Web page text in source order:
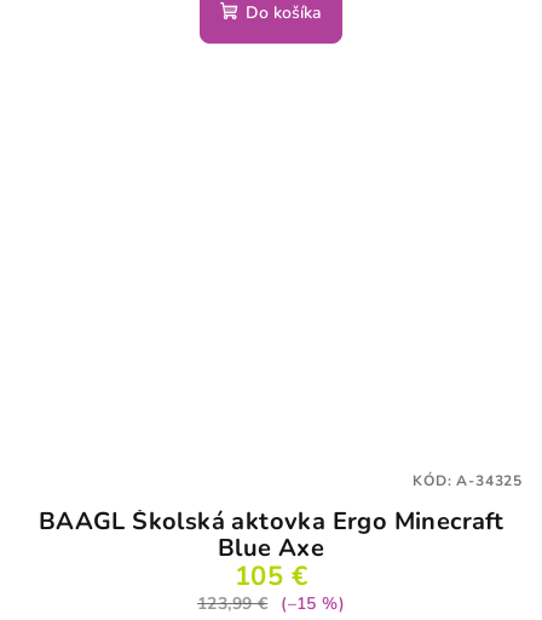
Do košíka
BAAGL Školská aktovka Ergo Minecraft
Blue Axe
105 €
123,99 € (–15 %)
KÓD:A-34325